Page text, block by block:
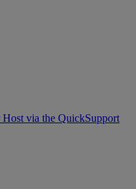
via the QuickSupport